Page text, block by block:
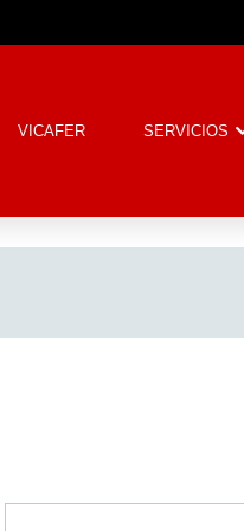
VICAFER
SERVICIOS